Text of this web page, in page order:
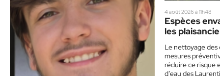
4 août 2026 à 11h48
Espèces
les
Le nettoyage des
mesures
réduire ce risque
d’eau des